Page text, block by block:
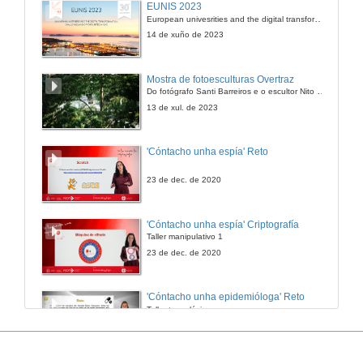
EUNIS 2023
European univesrities and the digital transformation: challenges and opportunities ahead
14 de xuño de 2023
Mostra de fotoesculturas Overtraz
Do fotógrafo Santi Barreiros e o escultor Nito Contreras.
13 de xul. de 2023
'Cóntacho unha espía' Reto
23 de dec. de 2020
'Cóntacho unha espía' Criptografía
Taller manipulativo 1
23 de dec. de 2020
'Cóntacho unha epidemióloga' Reto
Taller tecnolóxico